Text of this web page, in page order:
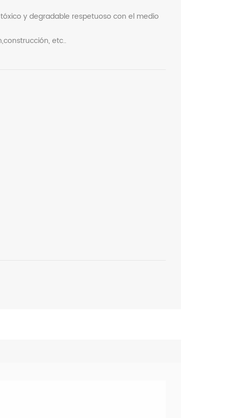
y degradable respetuoso con el medio
etc..